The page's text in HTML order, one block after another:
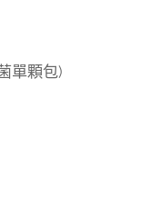
單顆包)